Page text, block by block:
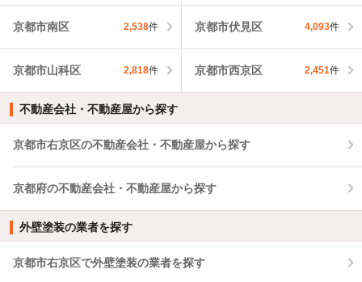
京都市南区 2,538件 京都市伏見区 4,093件
京都市山科区 2,818件 京都市西京区 2,451件
不動産会社・不動産屋から探す
京都市右京区の不動産会社・不動産屋から探す
京都府の不動産会社・不動産屋から探す
外壁塗装の業者を探す
京都市右京区で外壁塗装の業者を探す